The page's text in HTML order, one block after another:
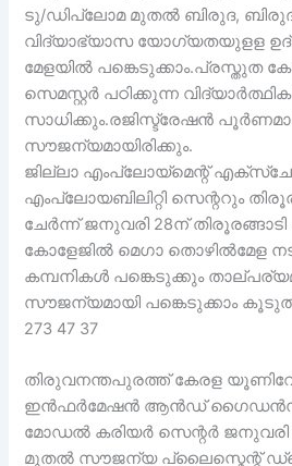
ടു/ഡിപ്ലോമ മുതൽ ബിരുദ,
വിദ്യാഭ്യാസ യോഗ്യതയുളള
മേളയിൽ പങ്കെടുക്കാം.പ്രസ്തുത
സെമസ്റ്റർ പഠിക്കുന്ന
സാധിക്കും.രജിസ്ട്രേഷൻ
സൗജന്യമായിരിക്കും.
ജില്ലാ എംപ്ലോയ്മെന്റ്
എംപ്ലോയബിലിറ്റി സെന്ററും
ചേർന്ന് ജനുവരി 28ന്
കോളേജിൽ മെഗാ തൊഴിൽമേള
കമ്പനികൾ പങ്കെടുക്കും
സൗജന്യമായി പങ്കെടുക്കാം
273 47 37
തിരുവനന്തപുരത്ത് കേരള
ഇൻഫർമേഷൻ ആൻഡ്
മോഡൽ കരിയർ സെന്റർ ജനുവരി
മുതൽ സൗജന്യ പ്ലൈസ്മെന്റ്